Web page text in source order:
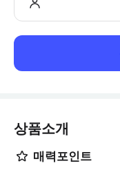
상품소개
매력포인트